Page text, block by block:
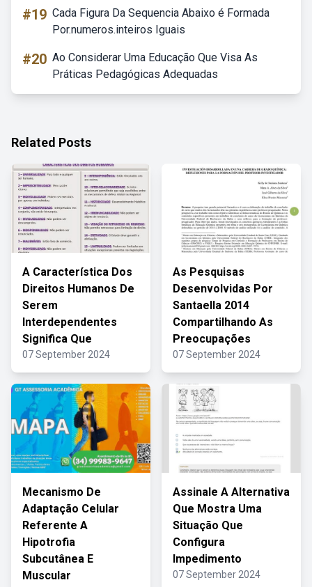
#19 Cada Figura Da Sequencia Abaixo é Formada
Por.numeros.inteiros Iguais
#20 Ao Considerar Uma Educação Que Visa As
Práticas Pedagógicas Adequadas
Related Posts
A Característica Dos
Direitos Humanos De
Serem
Interdependentes
Significa Que
07 September 2024
As Pesquisas
Desenvolvidas Por
Santaella 2014
Compartilhando As
Preocupações
07 September 2024
Mecanismo De
Adaptação Celular
Referente A
Hipotrofia
Subcutânea E
Muscular
Assinale A Alternativa
Que Mostra Uma
Situação Que
Configura
Impedimento
07 September 2024